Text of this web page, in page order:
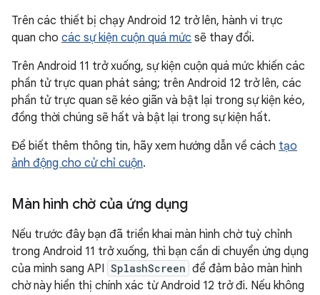
Trên các thiết bị chạy Android 12 trở lên, hành vi trực
quan cho các sự kiện cuộn quá mức sẽ thay đổi.
Trên Android 11 trở xuống, sự kiện cuộn quá mức khiến các
phần tử trực quan phát sáng; trên Android 12 trở lên, các
phần tử trực quan sẽ kéo giãn và bật lại trong sự kiện kéo,
đồng thời chúng sẽ hất và bật lại trong sự kiện hất.
Để biết thêm thông tin, hãy xem hướng dẫn về cách tạo
ảnh động cho cử chỉ cuộn.
Màn hình chờ của ứng dụng
Nếu trước đây bạn đã triển khai màn hình chờ tuỳ chỉnh
trong Android 11 trở xuống, thì bạn cần di chuyển ứng dụng
của mình sang API SplashScreen để đảm bảo màn hình
chờ này hiển thị chính xác từ Android 12 trở đi. Nếu không